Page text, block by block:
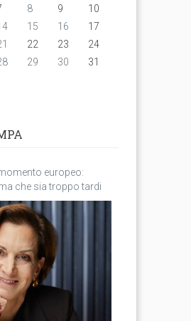
8 9
10
15 16
17
22 23
24
29 30
31
europeo:
che sia troppo tardi